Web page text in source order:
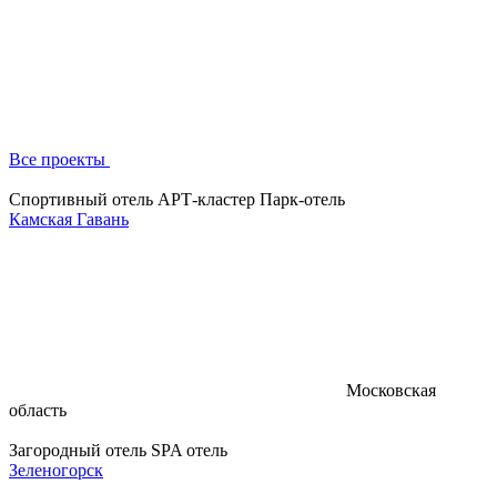
Все проекты
Спортивный отель АРТ-кластер Парк-отель
Камская Гавань
Московская
область
Загородный отель SPA отель
Зеленогорск